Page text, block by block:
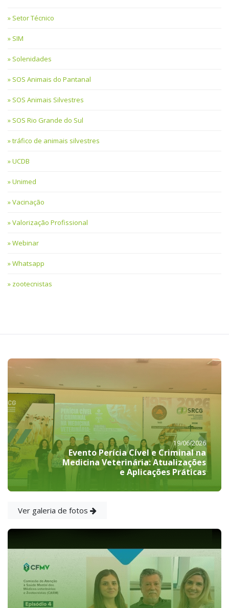
Setor Técnico
SIM
Solenidades
SOS Animais do Pantanal
SOS Animais Silvestres
SOS Rio Grande do Sul
tráfico de animais silvestres
UCDB
Unimed
Vacinação
Valorização Profissional
Webinar
Whatsapp
zootecnistas
19/06/2026
Evento Perícia Cível e Criminal na
Medicina Veterinária: Atualizações
e Aplicações Práticas
Ver galeria de fotos